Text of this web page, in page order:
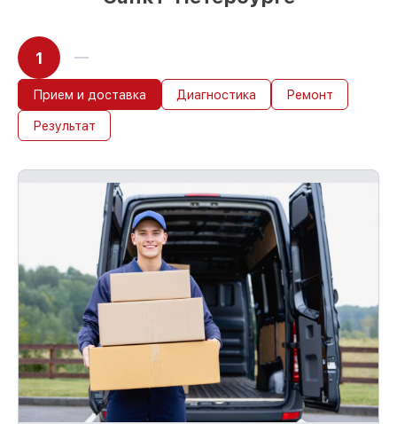
1
Прием и доставка Диагностика Ремонт
Результат